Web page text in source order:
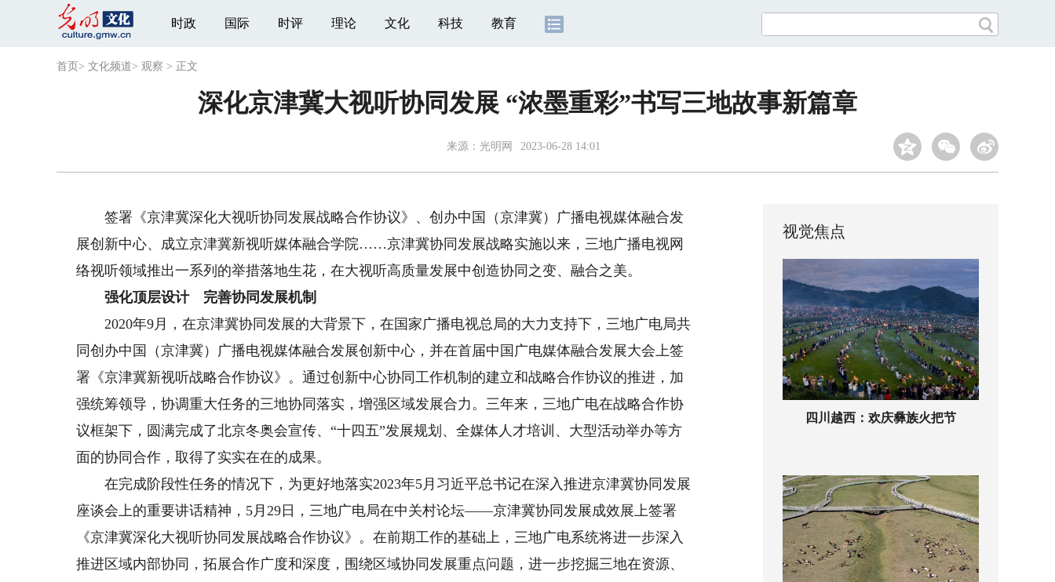
时政 国际 时评 理论 文化 科技 教育
首页 > 文化频道> 观察 > 正文
深化京津冀大视听协同发展 “浓墨重彩”书写三地故事新篇章
来源： 光明网 2023-06-28 14:01
签署《京津冀深化大视听协同发展战略合作协议》、创办中国（京津冀）广播电视媒体融合发
展创新中心、成立京津冀新视听媒体融合学院……京津冀协同发展战略实施以来，三地广播电视网
络视听领域推出一系列的举措落地生花，在大视听高质量发展中创造协同之变、融合之美。
强化顶层设计 完善协同发展机制
2020年9月，在京津冀协同发展的大背景下，在国家广播电视总局的大力支持下，三地广电局共
同创办中国（京津冀）广播电视媒体融合发展创新中心，并在首届中国广电媒体融合发展大会上签
署《京津冀新视听战略合作协议》。通过创新中心协同工作机制的建立和战略合作协议的推进，加
强统筹领导，协调重大任务的三地协同落实，增强区域发展合力。三年来，三地广电在战略合作协
议框架下，圆满完成了北京冬奥会宣传、“十四五”发展规划、全媒体人才培训、大型活动举办等方
面的协同合作，取得了实实在在的成果。
在完成阶段性任务的情况下，为更好地落实2023年5月习近平总书记在深入推进京津冀协同发展
座谈会上的重要讲话精神，5月29日，三地广电局在中关村论坛——京津冀协同发展成效展上签署
《京津冀深化大视听协同发展战略合作协议》。在前期工作的基础上，三地广电系统将进一步深入
推进区域内部协同，拓展合作广度和深度，围绕区域协同发展重点问题，进一步挖掘三地在资源、
视觉焦点
四川越西：欢庆彝族火把节